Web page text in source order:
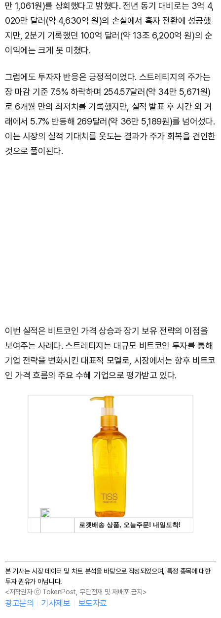
만 1,061원)를 상회했다고 밝혔다. 전년 동기 대비로는 3억 4,
020만 달러(약 4,630억 원)의 손실에서 흑자 전환에 성공했
지만, 2분기 기록했던 100억 달러(약 13조 6,200억 원)의 순
이익에는 크게 못 미쳤다.
그럼에도 투자자 반응은 긍정적이었다. 스트레티지의 주가는
장 마감 기준 7.5% 하락하며 254.57달러(약 34만 5,671원)
로 6개월 만의 최저치를 기록했지만, 실적 발표 후 시간 외 거
래에서 5.7% 반등해 269달러(약 36만 5,189원)를 넘어섰다.
이는 시장의 실적 기대치를 웃도는 결과가 주가 회복을 견인한
것으로 풀이된다.
이번 실적은 비트코인 가격 상승과 장기 보유 전략의 이점을
보여주는 사례다. 스트레티지는 대규모 비트코인 투자를 통해
기업 전략을 변화시킨 대표적 모델로, 시장에서는 향후 비트코
인 가격 흐름의 주요 수혜 기업으로 평가받고 있다.
본 기사는 시장 데이터 및 차트 분석을 바탕으로 작성되었으며, 특정 종목에 대한
투자 권유가 아닙니다.
<저작권자 ⓒ TokenPost, 무단전재 및 재배포 금지>
광고문의 기사제보 보도자료